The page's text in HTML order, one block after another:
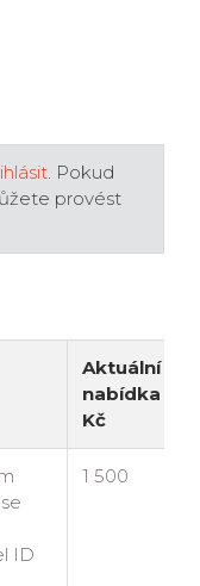
. Pokud
provést